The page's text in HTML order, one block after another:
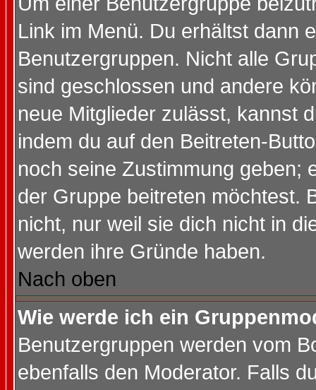
Link im Menü. Du erhältst dann
Benutzergruppen. Nicht alle
sind geschlossen und andere
neue Mitglieder zulässt, kannst
indem du auf den Beitreten-
noch seine Zustimmung geben;
der Gruppe beitreten möchtest.
nicht, nur weil sie dich nicht in
werden ihre Gründe haben.
Nach oben
Wie werde ich ein
Benutzergruppen werden vom
ebenfalls den Moderator. Falls